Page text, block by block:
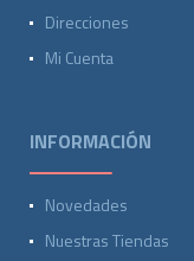
Direcciones
Mi Cuenta
INFORMACIÓN
Novedades
Nuestras Tiendas